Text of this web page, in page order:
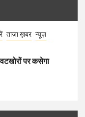
ताज़ा ख़बर न्यूज़
पर कसेगा